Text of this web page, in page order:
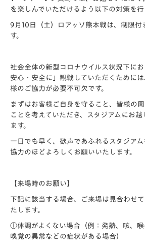
を楽しんでいただけるよう以下の対策を行
9月10日（土）ロアッソ熊本戦は、制限付
す。
社会全体の新型コロナウイルス状況下に
安心・安全に」観戦していただくために
様のご協力が必要不可欠です。
まずはお客様ご自身を守ること、皆様の
ことを考えていただき、スタジアムにお
ます。
一日でも早く、歓声であふれるスタジア
協力のほどよろしくお願いいたします。
【来場時のお願い】
下記に該当する場合、ご来場は見合わせ
たします。
①体調がよくない場合（例：発熱、咳、
嗅覚の異常などの症状がある場合）